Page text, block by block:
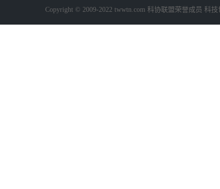
Copyright © 2009-2022 twwtn.com 科协联盟荣誉成员 科